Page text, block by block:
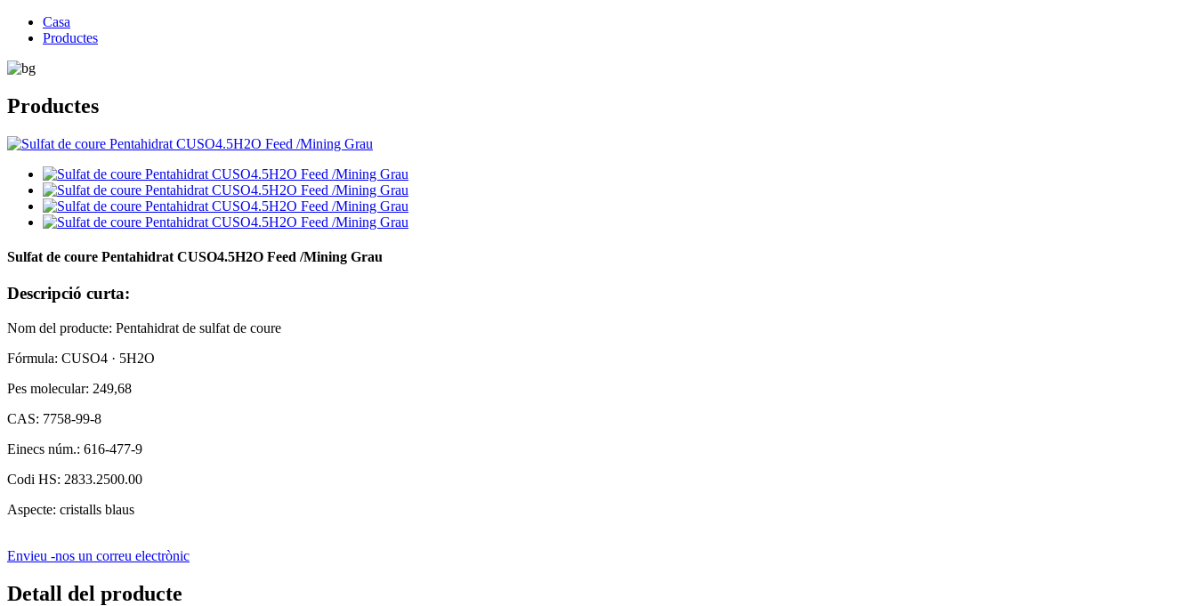
Casa
Productes
Productes
Sulfat de coure Pentahidrat CUSO4.5H2O Feed /Mining Grau
Descripció curta:
Nom del producte: Pentahidrat de sulfat de coure
Fórmula: CUSO4 · 5H2O
Pes molecular: 249,68
CAS: 7758-99-8
Einecs núm.: 616-477-9
Codi HS: 2833.2500.00
Aspecte: cristalls blaus
Envieu -nos un correu electrònic
Detall del producte